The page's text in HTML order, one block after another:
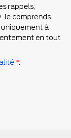
rappels,
Je comprends
à
en tout
*.